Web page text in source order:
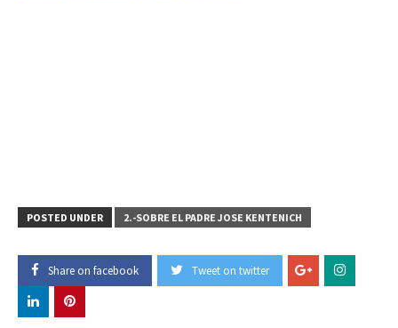
POSTED UNDER 2.-SOBRE EL PADRE JOSE KENTENICH
Share on facebook Tweet on twitter